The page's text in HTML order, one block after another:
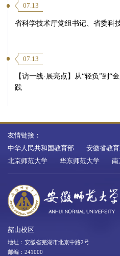
07.13
省科学技术厅党组书记、省委科
07.13
【访一线·展亮点】从“轻负”到“
践
友情链接：
中华人民共和国教育部
安徽省教
北京师范大学
华东师范大学 南
赭山校区
地址：安徽省芜湖市北京中路2号
邮编：241000